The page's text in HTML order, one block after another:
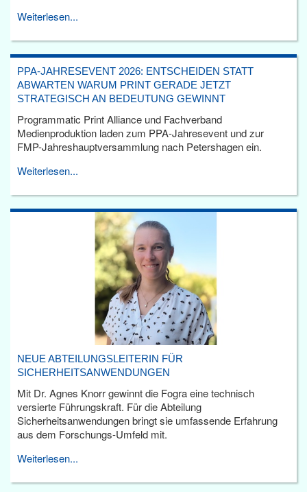
Weiterlesen...
PPA-JAHRESEVENT 2026: ENTSCHEIDEN STATT
ABWARTEN WARUM PRINT GERADE JETZT
STRATEGISCH AN BEDEUTUNG GEWINNT
Programmatic Print Alliance und Fachverband
Medienproduktion laden zum PPA-Jahresevent und zur
FMP-Jahreshauptversammlung nach Petershagen ein.
Weiterlesen...
NEUE ABTEILUNGSLEITERIN FÜR
SICHERHEITSANWENDUNGEN
Mit Dr. Agnes Knorr gewinnt die Fogra eine technisch
versierte Führungskraft. Für die Abteilung
Sicherheitsanwendungen bringt sie umfassende Erfahrung
aus dem Forschungs-Umfeld mit.
Weiterlesen...